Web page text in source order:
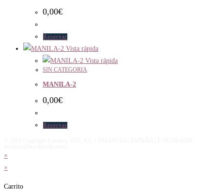
0,00€
Reservar
Vista rápida
Vista rápida
SIN CATEGORIA
MANILA-2
0,00€
Reservar
×
×
Carrito